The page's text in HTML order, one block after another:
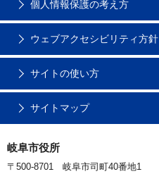
個人情報保護の考え方
ウェブアクセシビリティ方針
サイトの使い方
サイトマップ
岐阜市役所
〒500-8701 岐阜市司町40番地1